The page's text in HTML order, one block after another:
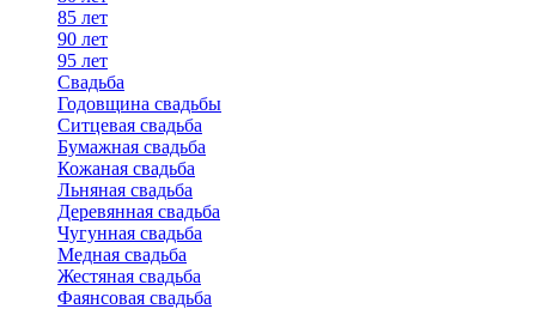
85 лет
90 лет
95 лет
Свадьба
Годовщина свадьбы
Ситцевая свадьба
Бумажная свадьба
Кожаная свадьба
Льняная свадьба
Деревянная свадьба
Чугунная свадьба
Медная свадьба
Жестяная свадьба
Фаянсовая свадьба